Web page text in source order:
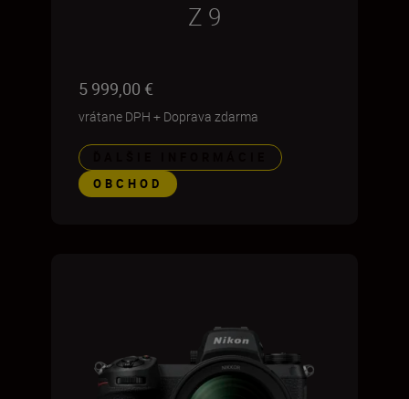
Z 9
5 999,00 €
vrátane DPH + Doprava zdarma
OBCHOD